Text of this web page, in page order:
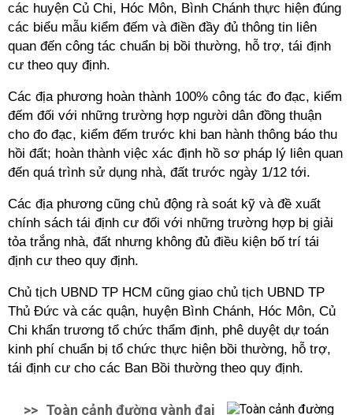
các huyện Củ Chi, Hóc Môn, Bình Chánh thực hiện đúng
các biểu mẫu kiểm đếm và điền đầy đủ thông tin liên
quan đến công tác chuẩn bị bồi thường, hỗ trợ, tái định
cư theo quy định.
Các địa phương hoàn thành 100% công tác đo đạc, kiểm
đếm đối với những trường hợp người dân đồng thuận
cho đo đạc, kiểm đếm trước khi ban hành thông báo thu
hồi đất; hoàn thành việc xác định hồ sơ pháp lý liên quan
đến quá trình sử dụng nhà, đất trước ngày 1/12 tới.
Các địa phương cũng chủ động rà soát kỹ và đề xuất
chính sách tái định cư đối với những trường hợp bị giải
tỏa trắng nhà, đất nhưng không đủ điều kiện bố trí tái
định cư theo quy định.
Chủ tịch UBND TP HCM cũng giao chủ tịch UBND TP
Thủ Đức và các quận, huyện Bình Chánh, Hóc Môn, Củ
Chi khẩn trương tổ chức thẩm định, phê duyệt dự toán
kinh phí chuẩn bị tổ chức thực hiện bồi thường, hỗ trợ,
tái định cư cho các Ban Bồi thường theo quy định.
>> Toàn cảnh đường vành đai